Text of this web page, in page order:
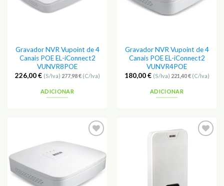
Gravador NVR Vupoint de 4
Canais POE EL-iConnect2
VUNVR8POE
226,00€ (S/Iva) 277,98€(C/Iva)
ADICIONAR
Gravador NVR Vupoint de 4
Canais POE EL-iConnect2
VUNVR4POE
180,00€ (S/Iva) 221,40€(C/Iva)
ADICIONAR
aos